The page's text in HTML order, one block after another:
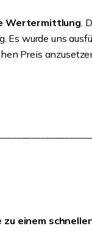
Wertermittlung .
Es wurde uns
Preis
einem